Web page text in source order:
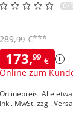
0/5
173,99 €
Online zum
289,99 €***
Onlinepreis: Alle
Inkl. MwSt. zzgl.